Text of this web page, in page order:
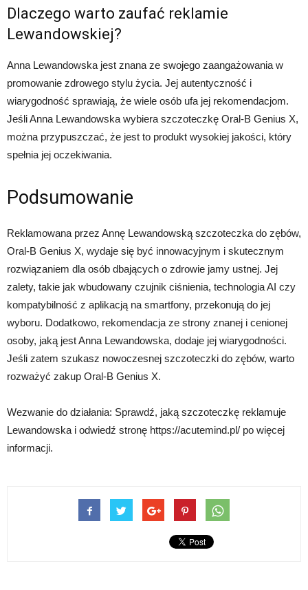
Dlaczego warto zaufać reklamie
Lewandowskiej?
Anna Lewandowska jest znana ze swojego zaangażowania w
promowanie zdrowego stylu życia. Jej autentyczność i
wiarygodność sprawiają, że wiele osób ufa jej rekomendacjom.
Jeśli Anna Lewandowska wybiera szczoteczkę Oral-B Genius X,
można przypuszczać, że jest to produkt wysokiej jakości, który
spełnia jej oczekiwania.
Podsumowanie
Reklamowana przez Annę Lewandowską szczoteczka do zębów,
Oral-B Genius X, wydaje się być innowacyjnym i skutecznym
rozwiązaniem dla osób dbających o zdrowie jamy ustnej. Jej
zalety, takie jak wbudowany czujnik ciśnienia, technologia AI czy
kompatybilność z aplikacją na smartfony, przekonują do jej
wyboru. Dodatkowo, rekomendacja ze strony znanej i cenionej
osoby, jaką jest Anna Lewandowska, dodaje jej wiarygodności.
Jeśli zatem szukasz nowoczesnej szczoteczki do zębów, warto
rozważyć zakup Oral-B Genius X.
Wezwanie do działania: Sprawdź, jaką szczoteczkę reklamuje
Lewandowska i odwiedź stronę https://acutemind.pl/ po więcej
informacji.